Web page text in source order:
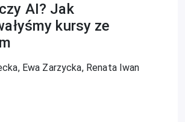
AI? Jak
kursy ze
Ewa Zarzycka, Renata Iwan